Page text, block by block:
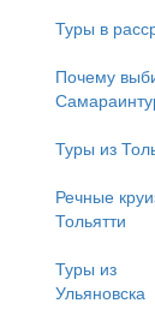
Туры в
Почему
Туры из
Речные
Тольятти
Туры из
Ульяновска